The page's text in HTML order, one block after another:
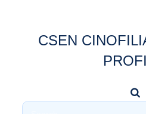
CSEN